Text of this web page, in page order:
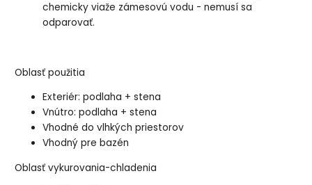
chemicky viaže zámesovú vodu - nemusí sa
odparovať.
Oblasť použitia
Exteriér: podlaha + stena
Vnútro: podlaha + stena
Vhodné do vlhkých priestorov
Vhodný pre bazén
Oblasť vykurovania-chladenia